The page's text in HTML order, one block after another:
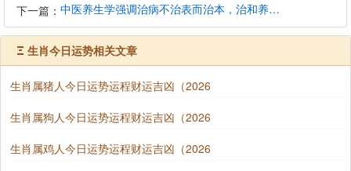
下一篇： 中医养生学强调治病不治表而治本，治和养兼顾是有必要的
Ξ 生肖今日运势相关文章
生肖属猪人今日运势运程财运吉凶（2026
生肖属狗人今日运势运程财运吉凶（2026
生肖属鸡人今日运势运程财运吉凶（2026